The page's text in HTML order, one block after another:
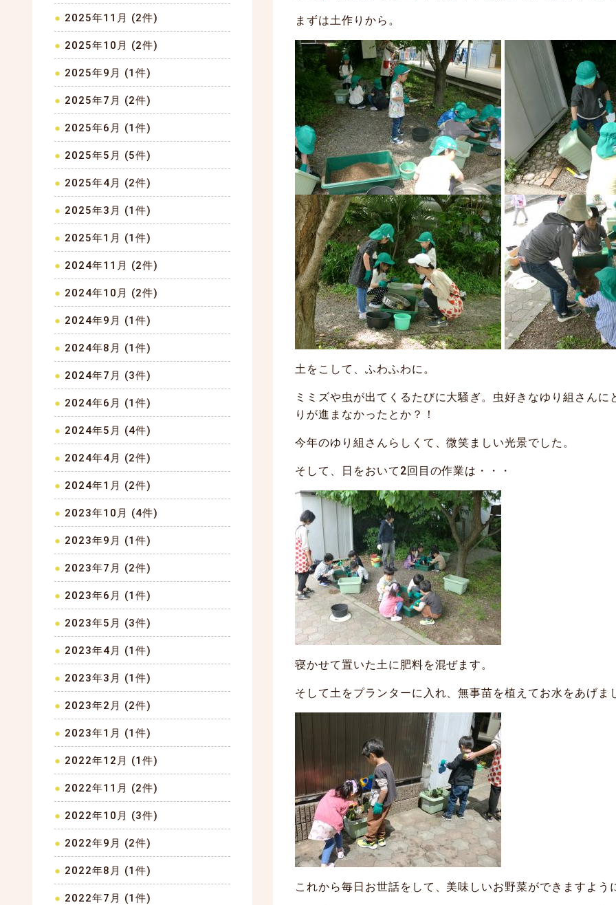
2025年11月 (2件)
2025年10月 (2件)
2025年9月 (1件)
2025年7月 (2件)
2025年6月 (1件)
2025年5月 (5件)
2025年4月 (2件)
2025年3月 (1件)
2025年1月 (1件)
2024年11月 (2件)
2024年10月 (2件)
2024年9月 (1件)
2024年8月 (1件)
2024年7月 (3件)
2024年6月 (1件)
2024年5月 (4件)
2024年4月 (2件)
2024年1月 (2件)
2023年10月 (4件)
2023年9月 (1件)
2023年7月 (2件)
2023年6月 (1件)
2023年5月 (3件)
2023年4月 (1件)
2023年3月 (1件)
2023年2月 (2件)
2023年1月 (1件)
2022年12月 (1件)
2022年11月 (2件)
2022年10月 (3件)
2022年9月 (2件)
2022年8月 (1件)
2022年7月 (1件)
まずは土作りから。
土をこして、ふわふわに。
ミミズや虫が出てくるたびに大騒ぎ。虫好きなゆり組さん
りが進まなかったとか？！
今年のゆり組さんらしくて、微笑ましい光景でした。
そして、日をおいて2回目の作業は・・・
寝かせて置いた土に肥料を混ぜます。
そして土をプランターに入れ、無事苗を植えてお水をあげま
これから毎日お世話をして、美味しいお野菜ができますよう